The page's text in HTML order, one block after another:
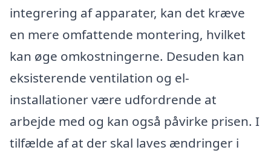
integrering af apparater, kan det kræve
en mere omfattende montering, hvilket
kan øge omkostningerne. Desuden kan
eksisterende ventilation og el-
installationer være udfordrende at
arbejde med og kan også påvirke prisen. I
tilfælde af at der skal laves ændringer i